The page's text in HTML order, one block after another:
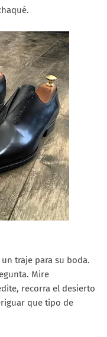
traje para su boda.
Mire
recorra el desierto
que tipo de